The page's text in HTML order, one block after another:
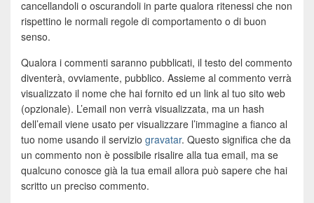
cancellandoli o oscurandoli in parte qualora ritenessi che non
rispettino le normali regole di comportamento o di buon
senso.
Qualora i commenti saranno pubblicati, il testo del commento
diventerà, ovviamente, pubblico. Assieme al commento verrà
visualizzato il nome che hai fornito ed un link al tuo sito web
(opzionale). L’email non verrà visualizzata, ma un hash
dell’email viene usato per visualizzare l’immagine a fianco al
tuo nome usando il servizio gravatar. Questo significa che da
un commento non è possibile risalire alla tua email, ma se
qualcuno conosce già la tua email allora può sapere che hai
scritto un preciso commento.